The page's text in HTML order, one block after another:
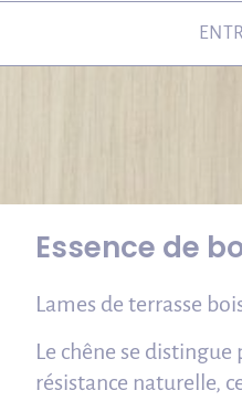
Essence de
Lames de terrasse
Le chêne se distingue
résistance naturelle,